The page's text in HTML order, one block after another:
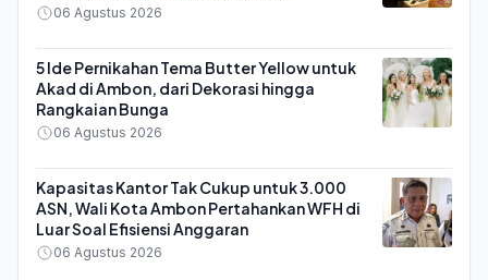
06 Agustus 2026
5 Ide Pernikahan Tema Butter Yellow untuk
Akad di Ambon, dari Dekorasi hingga
Rangkaian Bunga
06 Agustus 2026
Kapasitas Kantor Tak Cukup untuk 3.000
ASN, Wali Kota Ambon Pertahankan WFH di
Luar Soal Efisiensi Anggaran
06 Agustus 2026